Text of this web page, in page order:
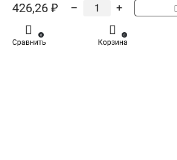
426,26 ₽ – +
Сравнить
0
Корзина
0